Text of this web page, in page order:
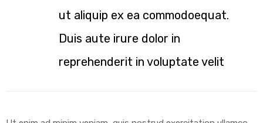
ut aliquip ex ea commodoequat.
Duis aute irure dolor in
reprehenderit in voluptate velit